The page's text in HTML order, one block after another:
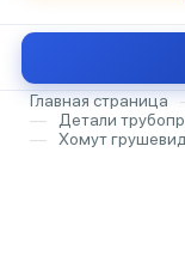
Главная страница
—
Детали
—
Хомут